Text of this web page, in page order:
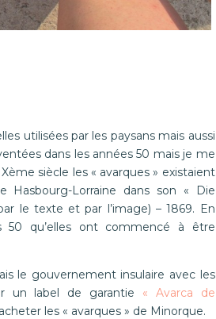
utilisées par les paysans mais aussi
dans les années 50 mais je me
siècle les « avarques » existaient
Hasbourg-Lorraine dans son « Die
le texte et par l’image) – 1869. En
50 qu’elles ont commencé à être
le gouvernement insulaire avec les
un label de garantie « Avarca de
les « avarques » de Minorque.